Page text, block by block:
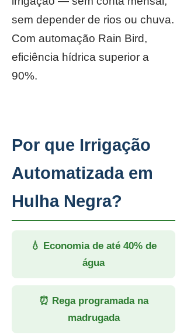
sem depender de rios ou chuva.
Com automação Rain Bird,
eficiência hídrica superior a
90%.
Por que Irrigação
Automatizada em
Hulha Negra?
💧 Economia de até 40% de
água
⏰ Rega programada na
madrugada